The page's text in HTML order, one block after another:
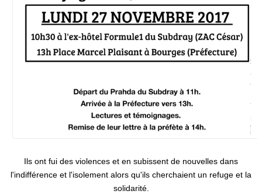
Ils ont fui des violences et en subissent de nouvelles dans
l'indifférence et l'isolement alors qu'ils cherchaient un refuge et la
solidarité.